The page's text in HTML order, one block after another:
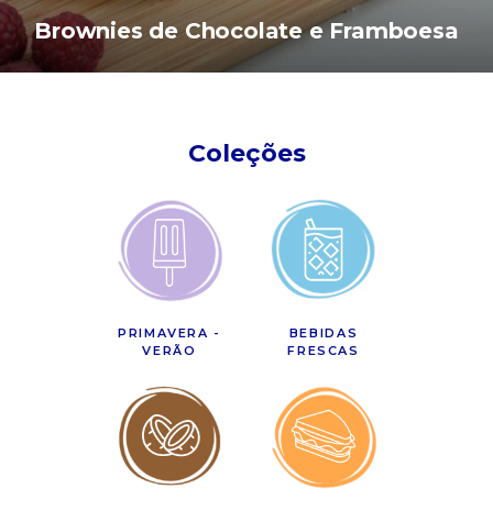
Brownies de Chocolate e Framboesa
Coleções
PRIMAVERA -
VERÃO
BEBIDAS
FRESCAS